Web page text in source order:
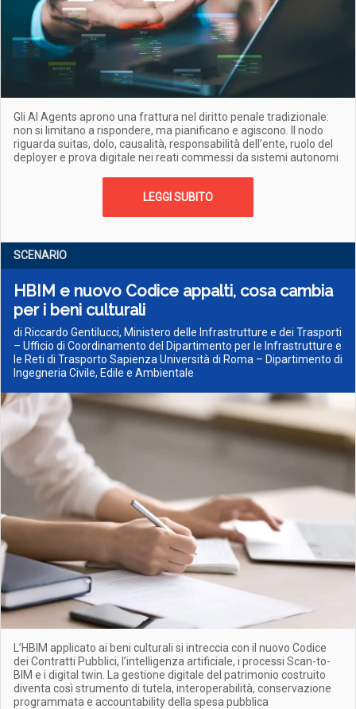
Gli AI Agents aprono una frattura nel diritto penale tradizionale:
non si limitano a rispondere, ma pianificano e agiscono. Il nodo
riguarda suitas, dolo, causalità, responsabilità dell’ente, ruolo del
deployer e prova digitale nei reati commessi da sistemi autonomi
LEGGI SUBITO
SCENARIO
HBIM e nuovo Codice appalti, cosa cambia
per i beni culturali
di Riccardo Gentilucci, Ministero delle Infrastrutture e dei Trasporti
– Ufficio di Coordinamento del Dipartimento per le Infrastrutture e
le Reti di Trasporto Sapienza Università di Roma – Dipartimento di
Ingegneria Civile, Edile e Ambientale
L’HBIM applicato ai beni culturali si intreccia con il nuovo Codice
dei Contratti Pubblici, l’intelligenza artificiale, i processi Scan-to-
BIM e i digital twin. La gestione digitale del patrimonio costruito
diventa così strumento di tutela, interoperabilità, conservazione
programmata e accountability della spesa pubblica